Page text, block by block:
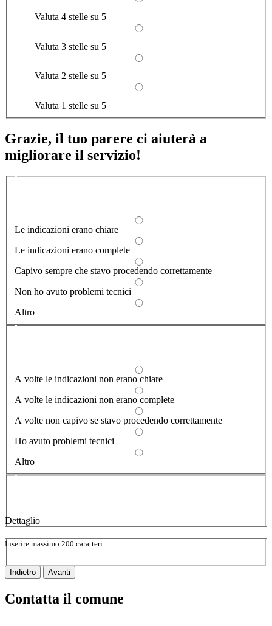
Valuta 4 stelle su 5
Valuta 3 stelle su 5
Valuta 2 stelle su 5
Valuta 1 stelle su 5
Grazie, il tuo parere ci aiuterà a
migliorare il servizio!
Le indicazioni erano chiare
Le indicazioni erano complete
Capivo sempre che stavo procedendo correttamente
Non ho avuto problemi tecnici
Altro
A volte le indicazioni non erano chiare
A volte le indicazioni non erano complete
A volte non capivo se stavo procedendo correttamente
Ho avuto problemi tecnici
Altro
Dettaglio
Inserire massimo 200 caratteri
Indietro Avanti
Contatta il comune